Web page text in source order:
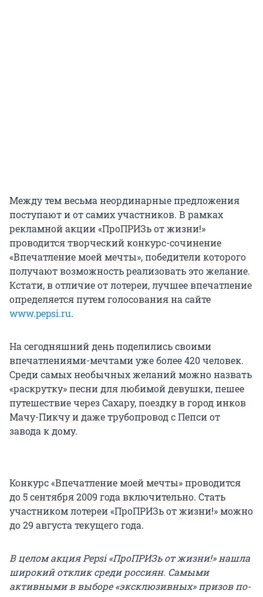
Между тем весьма неординарные предложения
поступают и от самих участников. В рамках
рекламной акции «ПроПРИЗь от жизни!»
проводится творческий конкурс-сочинение
«Впечатление моей мечты», победители которого
получают возможность реализовать это желание.
Кстати, в отличие от лотереи, лучшее впечатление
определяется путем голосования на сайте
www.pepsi.ru.
На сегодняшний день поделились своими
впечатлениями-мечтами уже более 420 человек.
Среди самых необычных желаний можно назвать
«раскрутку» песни для любимой девушки, пешее
путешествие через Сахару, поездку в город инков
Мачу-Пикчу и даже трубопровод с Пепси от
завода к дому.
Конкурс «Впечатление моей мечты» проводится
до 5 сентября 2009 года включительно. Стать
участником лотереи «ПроПРИЗь от жизни!» можно
до 29 августа текущего года.
В целом акция Pepsi «ПроПРИЗь от жизни!» нашла
широкий отклик среди россиян. Самыми
активными в выборе «эксклюзивных» призов по-